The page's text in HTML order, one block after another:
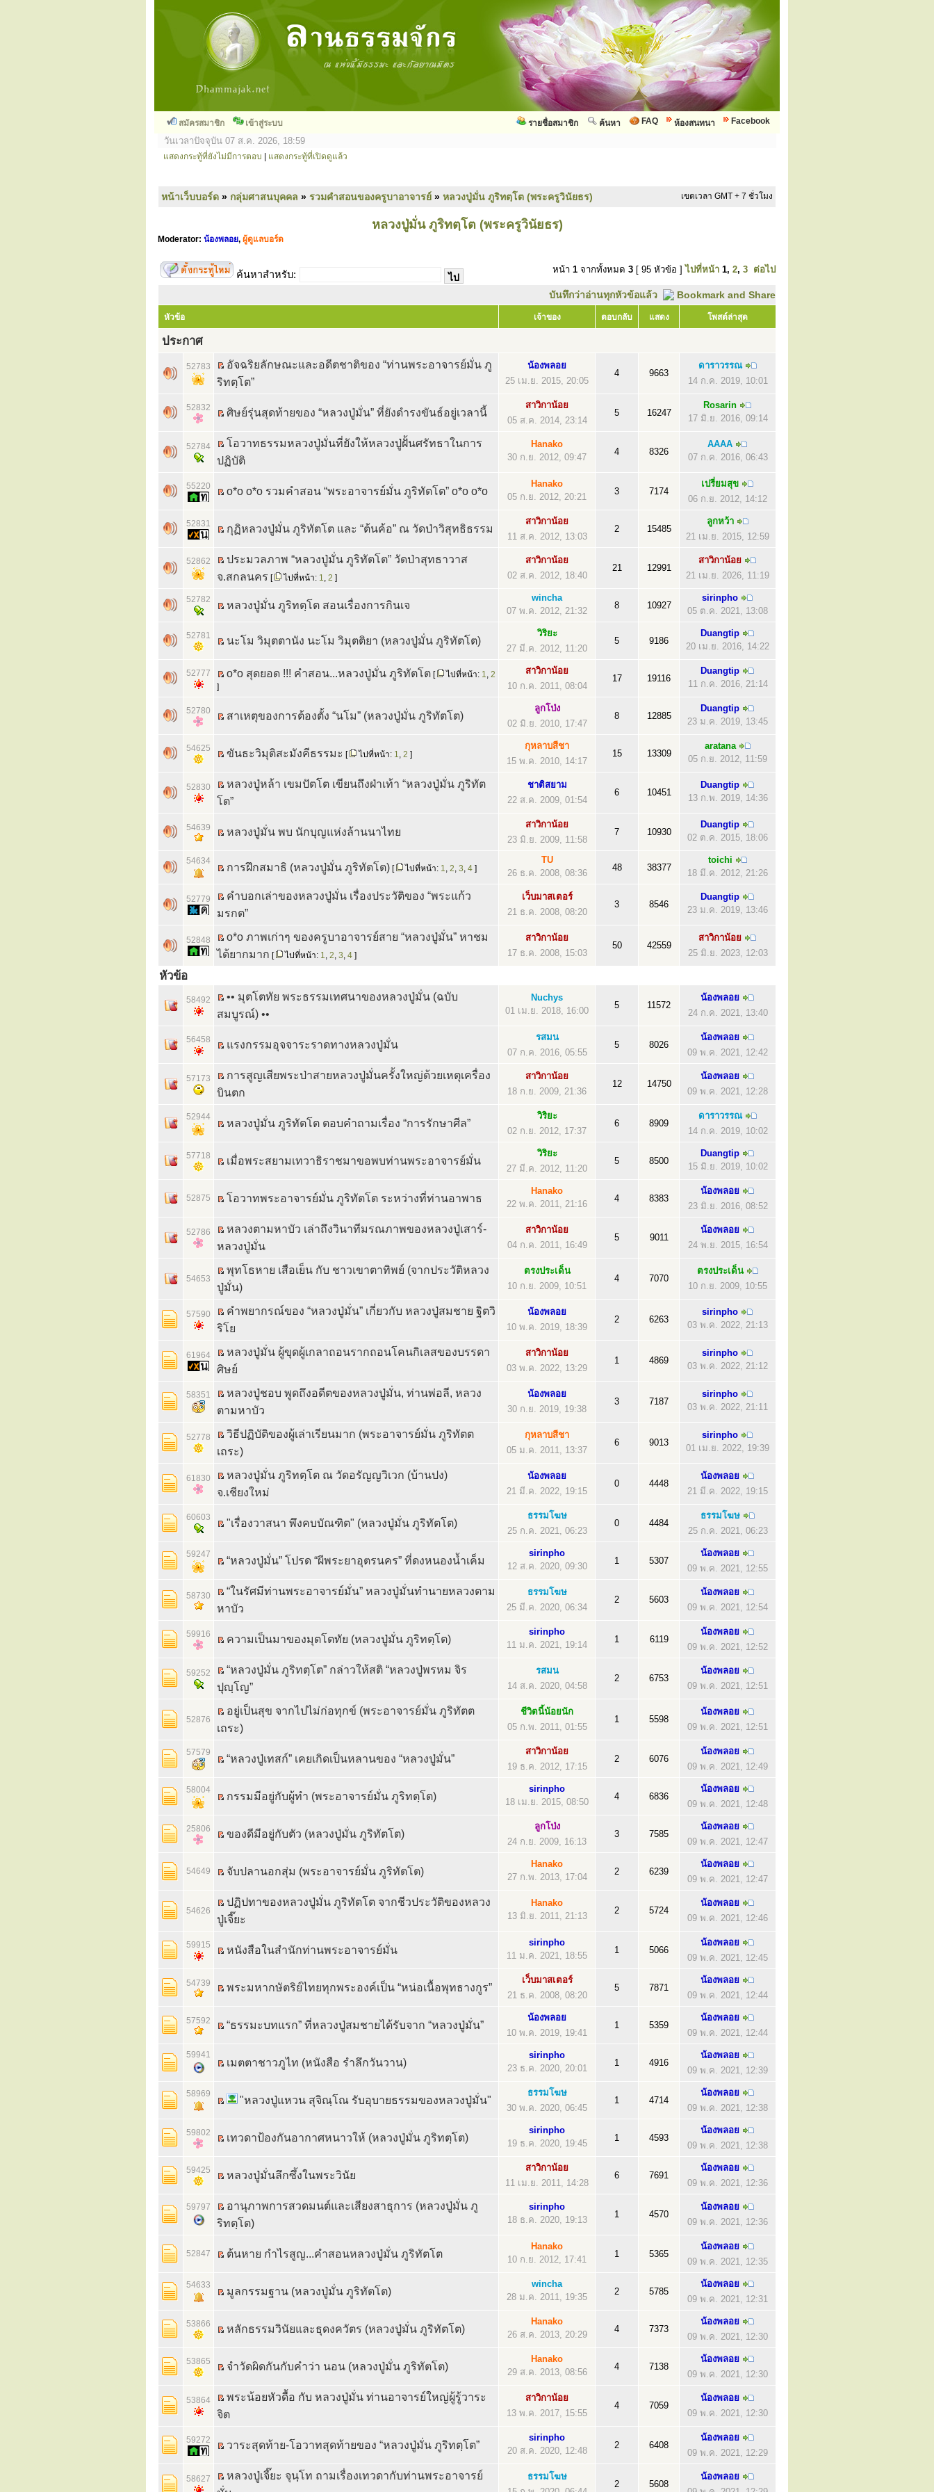
สมัครสมาชิก เข้าสู่ระบบ Facebook
ห้องสนทนา
FAQ
ค้นหา
รายชื่อสมาชิก
วันเวลาปัจจุบัน 07 ส.ค. 2026, 18:59
แสดงกระทู้ที่ยังไม่มีการตอบ แสดงกระทู้ที่เปิดดูแล้ว
หน้าเว็บบอร์ด » กลุ่มศาสนบุคคล » รวมคำสอนของครูบาอาจารย์ » หลวงปู่มั่น ภูริทตฺโต (พระครูวินัยธร) เขตเวลา GMT + 7 ชั่วโมง
หลวงปู่มั่น ภูริทตฺโต (พระครูวินัยธร)
Moderator: น้องพลอย, ผู้ดูแลบอร์ด
ค้นหาสำหรับ: หน้า 1 จากทั้งหมด 3 [ 95 หัวข้อ ]ไปที่หน้า 1, 2, 3 ต่อไป
บันทึกว่าอ่านทุกหัวข้อแล้ว
หัวข้อ เจ้าของ ตอบกลับ แสดง โพสต์ล่าสุด
ประกาศ
52783
อัจฉริยลักษณะและอดีตชาติของ “ท่านพระอาจารย์มั่น ภู
ริทตฺโต”
น้องพลอย
25 เม.ย. 2015, 20:05
4 9663
ดาราวรรณ
14 ก.ค. 2019, 10:01
52832 ศิษย์รุ่นสุดท้ายของ “หลวงปู่มั่น” ที่ยังดำรงขันธ์อยู่เวลานี้
สาวิกาน้อย
05 ส.ค. 2014, 23:14
5 16247
Rosarin
17 มิ.ย. 2016, 09:14
52784
โอวาทธรรมหลวงปู่มั่นที่ยังให้หลวงปู่ฝั้นศรัทธาในการ
ปฏิบัติ
Hanako
30 ก.ย. 2012, 09:47
4 8326
AAAA
07 ก.ค. 2016, 06:43
55220 o*o o*o รวมคำสอน “พระอาจารย์มั่น ภูริทัตโต” o*o o*o
Hanako
05 ก.ย. 2012, 20:21
3 7174
เปรี่ยมสุข
06 ก.ย. 2012, 14:12
52831 กุฏิหลวงปู่มั่น ภูริทัตโต และ “ต้นค้อ” ณ วัดป่าวิสุทธิธรรม
สาวิกาน้อย
11 ส.ค. 2012, 13:03
2 15485
ลูกหว้า
21 เม.ย. 2015, 12:59
52862
ประมวลภาพ “หลวงปู่มั่น ภูริทัตโต” วัดป่าสุทธาวาส
จ.สกลนคร [ ไปที่หน้า: 1, 2 ]
สาวิกาน้อย
02 ส.ค. 2012, 18:40
21 12991
สาวิกาน้อย
21 เม.ย. 2026, 11:19
52782 หลวงปู่มั่น ภูริทตฺโต สอนเรื่องการกินเจ
wincha
07 พ.ค. 2012, 21:32
8 10927
sirinpho
05 ต.ค. 2021, 13:08
52781 นะโม วิมุตตานัง นะโม วิมุตติยา (หลวงปู่มั่น ภูริทัตโต)
วิริยะ
27 มี.ค. 2012, 11:20
5 9186
Duangtip
20 เม.ย. 2016, 14:22
52777 o*o สุดยอด !!! คำสอน...หลวงปู่มั่น ภูริทัตโต [ ไปที่หน้า: 1, 2
]
สาวิกาน้อย
10 ก.ค. 2011, 08:04
17 19116
Duangtip
11 ก.ค. 2016, 21:14
52780 สาเหตุของการต้องตั้ง “นโม” (หลวงปู่มั่น ภูริทัตโต)
ลูกโป่ง
02 มิ.ย. 2010, 17:47
8 12885
Duangtip
23 ม.ค. 2019, 13:45
54625 ขันธะวิมุติสะมังคีธรรมะ [ ไปที่หน้า: 1, 2 ]
กุหลาบสีชา
15 พ.ค. 2010, 14:17
15 13309
aratana
05 ก.ย. 2012, 11:59
52830
หลวงปู่หล้า เขมปัตโต เขียนถึงฝ่าเท้า “หลวงปู่มั่น ภูริทัต
โต”
ชาติสยาม
22 ส.ค. 2009, 01:54
6 10451
Duangtip
13 ก.พ. 2019, 14:36
54639 หลวงปู่มั่น พบ นักบุญแห่งล้านนาไทย
สาวิกาน้อย
23 มิ.ย. 2009, 11:58
7 10930
Duangtip
02 ต.ค. 2015, 18:06
54634
การฝึกสมาธิ (หลวงปู่มั่น ภูริทัตโต) [ ไปที่หน้า: 1, 2, 3, 4 ]
TU
26 ธ.ค. 2008, 08:36
48 38377
toichi
18 มี.ค. 2012, 21:26
52779
คำบอกเล่าของหลวงปู่มั่น เรื่องประวัติของ “พระแก้ว
มรกต”
เว็บมาสเตอร์
21 ธ.ค. 2008, 08:20
3 8546
Duangtip
23 ม.ค. 2019, 13:46
52848
o*o ภาพเก่าๆ ของครูบาอาจารย์สาย “หลวงปู่มั่น” หาชม
ได้ยากมาก [ ไปที่หน้า: 1, 2, 3, 4 ]
สาวิกาน้อย
17 ธ.ค. 2008, 15:03
50 42559
สาวิกาน้อย
25 มิ.ย. 2023, 12:03
หัวข้อ
58492
•• มุตโตทัย พระธรรมเทศนาของหลวงปู่มั่น (ฉบับ
สมบูรณ์) ••
Nuchys
01 เม.ย. 2018, 16:00
5 11572
น้องพลอย
24 ก.ค. 2021, 13:40
56458 แรงกรรมอุจจาระราดทางหลวงปู่มั่น
รสมน
07 ก.ค. 2016, 05:55
5 8026
น้องพลอย
09 พ.ค. 2021, 12:42
57173
การสูญเสียพระป่าสายหลวงปู่มั่นครั้งใหญ่ด้วยเหตุเครื่อง
บินตก
สาวิกาน้อย
18 ก.ย. 2009, 21:36
12 14750
น้องพลอย
09 พ.ค. 2021, 12:28
52944
หลวงปู่มั่น ภูริทัตโต ตอบคำถามเรื่อง “การรักษาศีล”
วิริยะ
02 ก.ย. 2012, 17:37
6 8909
ดาราวรรณ
14 ก.ค. 2019, 10:02
57718 เมื่อพระสยามเทวาธิราชมาขอพบท่านพระอาจารย์มั่น
วิริยะ
27 มี.ค. 2012, 11:20
5 8500
Duangtip
15 มิ.ย. 2019, 10:02
52875 โอวาทพระอาจารย์มั่น ภูริทัตโต ระหว่างที่ท่านอาพาธ
Hanako
22 พ.ค. 2011, 21:16
4 8383
น้องพลอย
23 มิ.ย. 2016, 08:52
52786
หลวงตามหาบัว เล่าถึงวินาทีมรณภาพของหลวงปู่เสาร์-
หลวงปู่มั่น
สาวิกาน้อย
04 ก.ค. 2011, 16:49
5 9011
น้องพลอย
24 พ.ย. 2015, 16:54
54653
พุทโธหาย เสือเย็น กับ ชาวเขาตาทิพย์ (จากประวัติหลวง
ปู่มั่น)
ตรงประเด็น
10 ก.ย. 2009, 10:51
4 7070
ตรงประเด็น
10 ก.ย. 2009, 10:55
57590
คำพยากรณ์ของ “หลวงปู่มั่น” เกี่ยวกับ หลวงปู่สมชาย ฐิตวิ
ริโย
น้องพลอย
10 พ.ค. 2019, 18:39
2 6263
sirinpho
03 พ.ค. 2022, 21:13
61964
หลวงปู่มั่น ผู้ขุดผู้เกลาถอนรากถอนโคนกิเลสของบรรดา
ศิษย์
สาวิกาน้อย
03 พ.ค. 2022, 13:29
1 4869
sirinpho
03 พ.ค. 2022, 21:12
58351
หลวงปู่ชอบ พูดถึงอดีตของหลวงปู่มั่น, ท่านพ่อลี, หลวง
ตามหาบัว
น้องพลอย
30 ก.ย. 2019, 19:38
3 7187
sirinpho
03 พ.ค. 2022, 21:11
52778
วิธีปฏิบัติของผู้เล่าเรียนมาก (พระอาจารย์มั่น ภูริทัตต
เถระ)
กุหลาบสีชา
05 ม.ค. 2011, 13:37
6 9013
sirinpho
01 เม.ย. 2022, 19:39
61830
หลวงปู่มั่น ภูริทตฺโต ณ วัดอรัญญวิเวก (บ้านปง)
จ.เชียงใหม่
น้องพลอย
21 มี.ค. 2022, 19:15
0 4448
น้องพลอย
21 มี.ค. 2022, 19:15
60603 "เรื่องวาสนา พึงคบบัณฑิต" (หลวงปู่มั่น ภูริทัตโต)
ธรรมโฆษ
25 ก.ค. 2021, 06:23
0 4484
ธรรมโฆษ
25 ก.ค. 2021, 06:23
59247
“หลวงปู่มั่น” โปรด “ผีพระยาอุตรนคร” ที่ดงหนองน้ำเค็ม
sirinpho
12 ส.ค. 2020, 09:30
1 5307
น้องพลอย
09 พ.ค. 2021, 12:55
58730
“ในรัศมีท่านพระอาจารย์มั่น” หลวงปู่มั่นทำนายหลวงตาม
หาบัว
ธรรมโฆษ
25 มี.ค. 2020, 06:34
2 5603
น้องพลอย
09 พ.ค. 2021, 12:54
59916 ความเป็นมาของมุตโตทัย (หลวงปู่มั่น ภูริทตฺโต)
sirinpho
11 ม.ค. 2021, 19:14
1 6119
น้องพลอย
09 พ.ค. 2021, 12:52
59252
“หลวงปู่มั่น ภูริทตฺโต” กล่าวให้สติ “หลวงปู่พรหม จิร
ปุญฺโญ”
รสมน
14 ส.ค. 2020, 04:58
2 6753
น้องพลอย
09 พ.ค. 2021, 12:51
52876
อยู่เป็นสุข จากไปไม่ก่อทุกข์ (พระอาจารย์มั่น ภูริทัตต
เถระ)
ชีวิตนี้น้อยนัก
05 ก.พ. 2011, 01:55
1 5598
น้องพลอย
09 พ.ค. 2021, 12:51
57579
“หลวงปู่เทสก์” เคยเกิดเป็นหลานของ “หลวงปู่มั่น‏”
สาวิกาน้อย
19 ธ.ค. 2012, 17:15
2 6076
น้องพลอย
09 พ.ค. 2021, 12:49
58004
กรรมมีอยู่กับผู้ทำ (พระอาจารย์มั่น ภูริทตฺโต)
sirinpho
18 เม.ย. 2015, 08:50
4 6836
น้องพลอย
09 พ.ค. 2021, 12:48
25806 ของดีมีอยู่กับตัว (หลวงปู่มั่น ภูริทัตโต)
ลูกโป่ง
24 ก.ย. 2009, 16:13
3 7585
น้องพลอย
09 พ.ค. 2021, 12:47
54649 จับปลานอกสุ่ม (พระอาจารย์มั่น ภูริทัตโต)
Hanako
27 ก.พ. 2013, 17:04
2 6239
น้องพลอย
09 พ.ค. 2021, 12:47
54626
ปฏิปทาของหลวงปู่มั่น ภูริทัตโต จากชีวประวัติของหลวง
ปู่เจี๊ยะ
Hanako
13 มิ.ย. 2011, 21:13
2 5724
น้องพลอย
09 พ.ค. 2021, 12:46
59915 หนังสือในสำนักท่านพระอาจารย์มั่น
sirinpho
11 ม.ค. 2021, 18:55
1 5066
น้องพลอย
09 พ.ค. 2021, 12:45
54739 พระมหากษัตริย์ไทยทุกพระองค์เป็น “หน่อเนื้อพุทธางกูร”
เว็บมาสเตอร์
21 ธ.ค. 2008, 08:20
5 7871
น้องพลอย
09 พ.ค. 2021, 12:44
57592 “ธรรมะบทแรก” ที่หลวงปู่สมชายได้รับจาก “หลวงปู่มั่น”
น้องพลอย
10 พ.ค. 2019, 19:41
1 5359
น้องพลอย
09 พ.ค. 2021, 12:44
59941
เมตตาชาวภูไท (หนังสือ รำลึกวันวาน)
sirinpho
23 ธ.ค. 2020, 20:01
1 4916
น้องพลอย
09 พ.ค. 2021, 12:39
58969
"หลวงปู่แหวน สุจิณฺโณ รับอุบายธรรมของหลวงปู่มั่น"
ธรรมโฆษ
30 พ.ค. 2020, 06:45
1 4714
น้องพลอย
09 พ.ค. 2021, 12:38
59802 เทวดาป้องกันอากาศหนาวให้ (หลวงปู่มั่น‏ ภูริทตฺโต)
sirinpho
19 ธ.ค. 2020, 19:45
1 4593
น้องพลอย
09 พ.ค. 2021, 12:38
59425 หลวงปู่มั่นลึกซึ้งในพระวินัย
สาวิกาน้อย
11 เม.ย. 2011, 14:28
6 7691
น้องพลอย
09 พ.ค. 2021, 12:36
59797
อานุภาพการสวดมนต์และเสียงสาธุการ (หลวงปู่มั่น ภู
ริทตฺโต)
sirinpho
18 ธ.ค. 2020, 19:13
1 4570
น้องพลอย
09 พ.ค. 2021, 12:36
52847 ต้นหาย กำไรสูญ...คำสอนหลวงปู่มั่น ภูริทัตโต
Hanako
10 ก.ย. 2012, 17:41
1 5365
น้องพลอย
09 พ.ค. 2021, 12:35
54633
มูลกรรมฐาน (หลวงปู่มั่น ภูริทัตโต)
wincha
28 ม.ค. 2011, 19:35
2 5785
น้องพลอย
09 พ.ค. 2021, 12:31
53866 หลักธรรมวินัยและธุดงควัตร (หลวงปู่มั่น ภูริทัตโต)
Hanako
26 ส.ค. 2013, 20:29
4 7373
น้องพลอย
09 พ.ค. 2021, 12:30
53865 จำวัดผิดกันกับคำว่า นอน (หลวงปู่มั่น ภูริทัตโต)
Hanako
29 ส.ค. 2013, 08:56
4 7138
น้องพลอย
09 พ.ค. 2021, 12:30
53864
พระน้อยหัวดื้อ กับ หลวงปู่มั่น ท่านอาจารย์ใหญ่ผู้รู้วาระ
จิต
สาวิกาน้อย
13 พ.ค. 2017, 15:55
4 7059
น้องพลอย
09 พ.ค. 2021, 12:30
59272 วาระสุดท้าย-โอวาทสุดท้ายของ “หลวงปู่มั่น ภูริทตฺโต”
sirinpho
20 ส.ค. 2020, 12:48
2 6408
น้องพลอย
09 พ.ค. 2021, 12:29
58627
หลวงปู่เจี๊ยะ จุนฺโท ถามเรื่องเทวดากับท่านพระอาจารย์
ธรรมโฆษ
2 5608
น้องพลอย